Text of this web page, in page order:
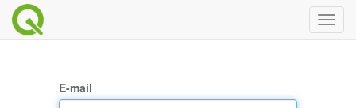
E-mail